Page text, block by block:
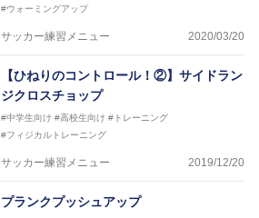
#ウォーミングアップ
サッカー練習メニュー 2020/03/20
【ひねりのコントロール！②】サイドラン
ジクロスチョップ
#中学生向け #高校生向け #トレーニング
#フィジカルトレーニング
サッカー練習メニュー 2019/12/20
プランクプッシュアップ